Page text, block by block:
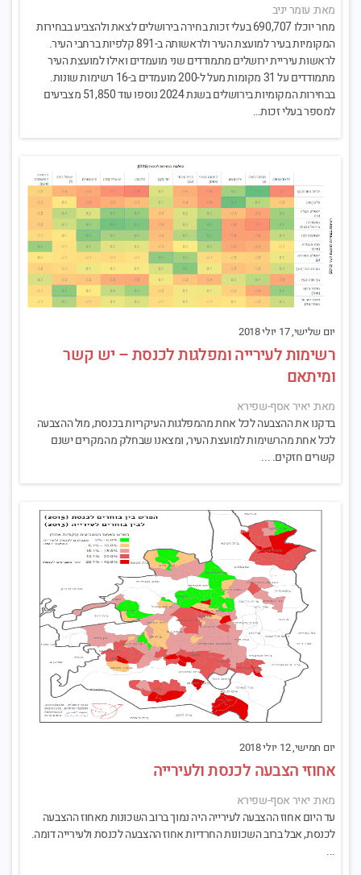
מאת: עומר יניב
מחר יוכלו 690,707 בעלי זכות בחירה בירושלים לצאת ולהצביע בבחירות
המקומיות בעיר למועצת העיר ולראשותה ב-891 קלפיות ברחבי העיר.
לראשות עיריית ירושלים מתמודדים שני מועמדים ואילו למועצת העיר
מתמודדים על 31 מקומות מעל ל-200 מועמדים ב-16 רשימות שונות.
בבחירות המקומיות בירושלים בשנת 2024 נוספו עוד 51,850 מצביעים
למספר בעלי זכות…
יום שלישי, 17 יולי 2018
רשימות לעירייה ומפלגות לכנסת – יש קשר
ומיתאם
מאת: יאיר אסף-שפירא
בדקנו את ההצבעה לכל אחת מהמפלגות העיקריות בכנסת, מול ההצבעה
לכל אחת מהרשימות למועצת העיר, ומצאנו שבחלק מהמקרים ישנם
קשרים חזקים. ...
יום חמישי, 12 יולי 2018
אחוזי הצבעה לכנסת ולעירייה
מאת: יאיר אסף-שפירא
עד היום אחוז ההצבעה לעירייה היה נמוך ברוב השכונות מאחוז ההצבעה
לכנסת, אבל ברוב השכונות החרדיות אחוז ההצבעה לכנסת ולעירייה דומה.
...